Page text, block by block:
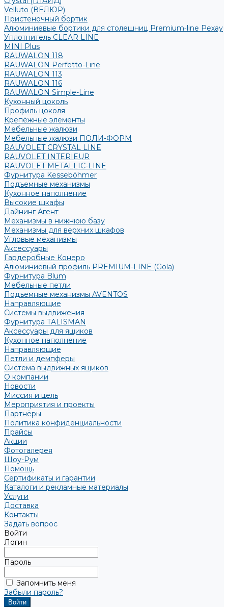
Velluto (ВЕЛЮР)
Пристеночный бортик
Алюминиевые бортики для столешниц Premium‑line Рехау
Уплотнитель CLEAR LINE
MINI Plus
RAUWALON 118
RAUWALON Perfetto-Line
RAUWALON 113
RAUWALON 116
RAUWALON Simple-Line
Кухонный цоколь
Профиль цоколя
Крепёжные элементы
Мебельные жалюзи
Мебельные жалюзи ПОЛИ-ФОРМ
RAUVOLET CRYSTAL LINE
RAUVOLET INTERIEUR
RAUVOLET METALLIC-LINE
Фурнитура Kesseböhmer
Подъемные механизмы
Кухонное наполнение
Высокие шкафы
Дайнинг Агент
Механизмы в нижнюю базу
Механизмы для верхних шкафов
Угловые механизмы
Аксессуары
Гардеробные Конеро
Алюминиевый профиль PREMIUM-LINE (Gola)
Фурнитура Blum
Мебельные петли
Подъемные механизмы AVENTOS
Направляющие
Системы выдвижения
Фурнитура TALISMAN
Аксессуары для ящиков
Кухонное наполнение
Направляющие
Петли и демпферы
Система выдвижных ящиков
О компании
Новости
Миссия и цель
Мероприятия и проекты
Партнёры
Политика конфиденциальности
Прайсы
Акции
Фотогалерея
Шоу-Рум
Помощь
Сертификаты и гарантии
Каталоги и рекламные материалы
Услуги
Доставка
Контакты
Задать вопрос
Войти
Логин
Пароль
Запомнить меня
Забыли пароль?